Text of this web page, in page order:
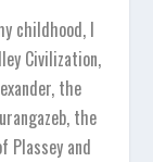
childhood, I
Civilization,
the
the
and